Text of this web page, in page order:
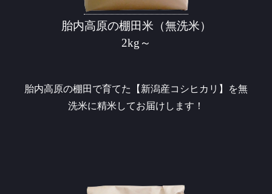
胎内高原の棚田米（無洗米）
2kg～
胎内高原の棚田で育てた【新潟産コシヒカリ】を無
洗米に精米してお届けします！